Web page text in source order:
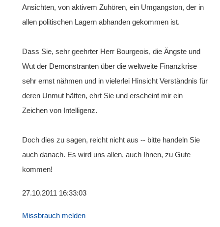
Ansichten, von aktivem Zuhören, ein Umgangston, der in
allen politischen Lagern abhanden gekommen ist.
Dass Sie, sehr geehrter Herr Bourgeois, die Ängste und
Wut der Demonstranten über die weltweite Finanzkrise
sehr ernst nähmen und in vielerlei Hinsicht Verständnis für
deren Unmut hätten, ehrt Sie und erscheint mir ein
Zeichen von Intelligenz.
Doch dies zu sagen, reicht nicht aus -- bitte handeln Sie
auch danach. Es wird uns allen, auch Ihnen, zu Gute
kommen!
27.10.2011 16:33:03
Missbrauch melden